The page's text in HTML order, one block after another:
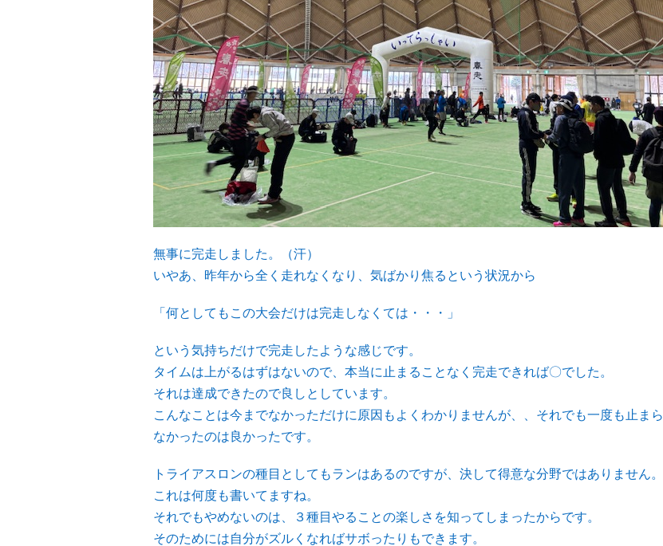
無事に完走しました。（汗）
いやあ、昨年から全く走れなくなり、気ばかり焦るという状況から
「何としてもこの大会だけは完走しなくては・・・」
という気持ちだけで完走したような感じです。
タイムは上がるはずはないので、本当に止まることなく完走できれば〇でした。
それは達成できたので良しとしています。
こんなことは今までなかっただけに原因もよくわかりませんが、、それでも一度も止まら
なかったのは良かったです。
トライアスロンの種目としてもランはあるのですが、決して得意な分野ではありません。
これは何度も書いてますね。
それでもやめないのは、３種目やることの楽しさを知ってしまったからです。
そのためには自分がズルくなればサボったりもできます。